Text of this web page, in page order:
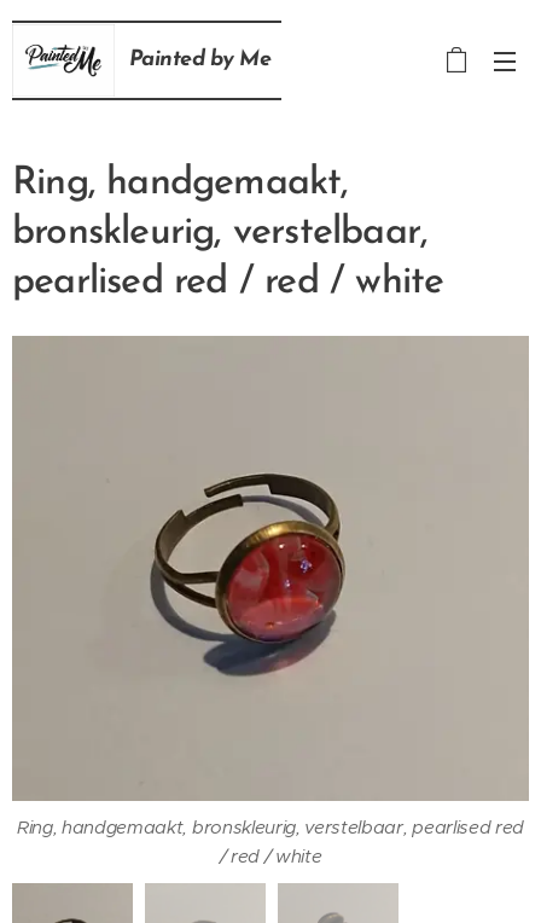
Painted byMe
Ring, handgemaakt,
bronskleurig, verstelbaar,
pearlised red / red / white
Ring, handgemaakt, bronskleurig, verstelbaar, pearlised red
/ red / white
Ring, handgemaakt, bronskleurig, verstelbaar, pearlised red
Ring, handgemaakt, bronskleurig, verstelbaar, pearlised red
/ red / white